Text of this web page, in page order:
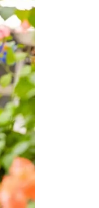
BEAUTY
【元之介＆小西詠斗】ドラマ「席
替えしたら、どうやら後ろの男が
どうやら俺のこと好きらしい」放
送記念インタビュー♡ 「自然と詠
斗くんが可愛く見えたんです」
2026.08.05
LIFE STYLE
新たなJ-GIRL＆J-BOYを選ぶ
「JJモデルオーディション
2027」が募集開始！ 予選ブロッ
クは候補生の“魅力”を重視した
「新システム」に変わります
2026.08.03
LIFE STYLE
【イケメンCOMIC】hue-goメン
バー独占インタビュー②／金子玄
た時は幸せ〜」
LIFE STYLE